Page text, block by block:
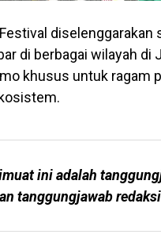
di berbagai wilayah di
khusus untuk ragam
ini adalah
tanggungjawab redaksi